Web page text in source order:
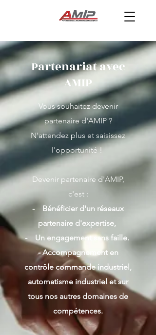
Partenariat avec
AMIP
Vous souhaitez devenir
partenaire d'AMIP ?
N'attendez plus et saisissez
l'opportunité !
Devenir partenaire d'AMIP,
c'est :
- Bénéficier d'un réseaux
partenaire d'expertise,
- Un engagement sans faille.
- Accompagnement en
contrôle commande industriel,
automatisme industriel et sur
tous nos autres domaines de
compétences.